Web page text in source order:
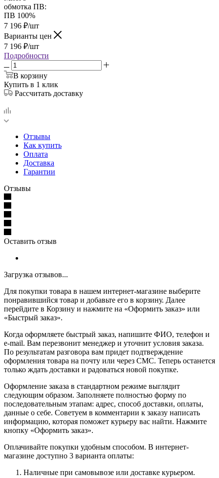
обмотка ПВ:
ПВ 100%
7 196 ₽/шт
Варианты цен
7 196 ₽/шт
Подробности
В корзину
Купить в 1 клик
Рассчитать доставку
Отзывы
Как купить
Оплата
Доставка
Гарантии
Отзывы
Оставить отзыв
Загрузка отзывов...
Для покупки товара в нашем интернет-магазине выберите
понравившийся товар и добавьте его в корзину. Далее
перейдите в Корзину и нажмите на «Оформить заказ» или
«Быстрый заказ».
Когда оформляете быстрый заказ, напишите ФИО, телефон и
e-mail. Вам перезвонит менеджер и уточнит условия заказа.
По результатам разговора вам придет подтверждение
оформления товара на почту или через СМС. Теперь останется
только ждать доставки и радоваться новой покупке.
Оформление заказа в стандартном режиме выглядит
следующим образом. Заполняете полностью форму по
последовательным этапам: адрес, способ доставки, оплаты,
данные о себе. Советуем в комментарии к заказу написать
информацию, которая поможет курьеру вас найти. Нажмите
кнопку «Оформить заказ».
Оплачивайте покупки удобным способом. В интернет-
магазине доступно 3 варианта оплаты:
Наличные при самовывозе или доставке курьером.